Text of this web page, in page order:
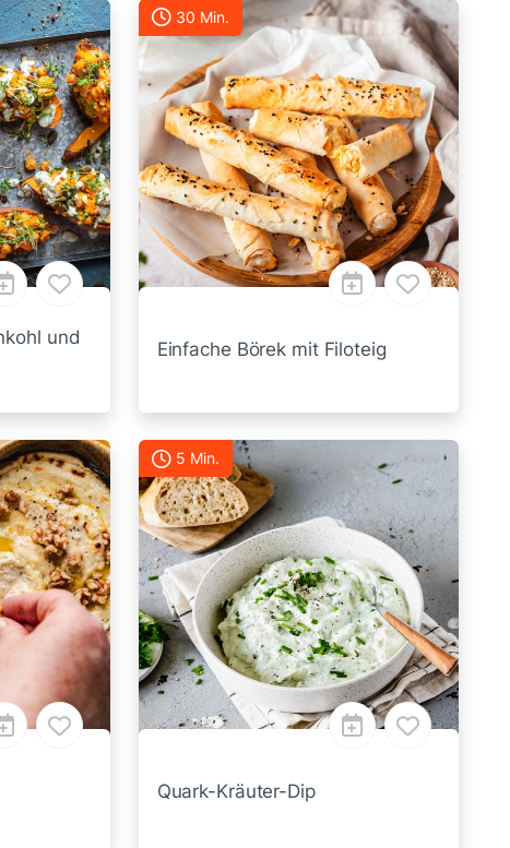
und
30 Min.
Einfache Börek mit Filoteig
5 Min.
Quark-Kräuter-Dip